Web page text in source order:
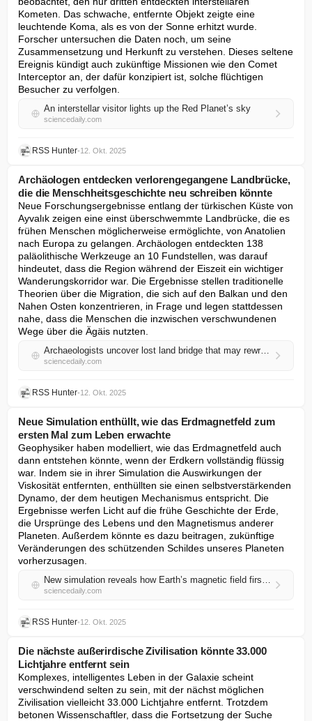
Kometen. Das schwache, entfernte Objekt zeigte eine
leuchtende Koma, als es von der Sonne erhitzt wurde.
Forscher untersuchen die Daten noch, um seine
Zusammensetzung und Herkunft zu verstehen. Dieses seltene
Ereignis kündigt auch zukünftige Missionen wie den Comet
Interceptor an, der dafür konzipiert ist, solche flüchtigen
Besucher zu verfolgen.
An interstellar visitor lights up the Red Planet’s sky
sciencedaily.com
RSS Hunter•12. Okt. 2025
Archäologen entdecken verlorengegangene Landbrücke,
die die Menschheitsgeschichte neu schreiben könnte
Neue Forschungsergebnisse entlang der türkischen Küste von
Ayvalık zeigen eine einst überschwemmte Landbrücke, die es
frühen Menschen möglicherweise ermöglichte, von Anatolien
nach Europa zu gelangen. Archäologen entdeckten 138
paläolithische Werkzeuge an 10 Fundstellen, was darauf
hindeutet, dass die Region während der Eiszeit ein wichtiger
Wanderungskorridor war. Die Ergebnisse stellen traditionelle
Theorien über die Migration, die sich auf den Balkan und den
Nahen Osten konzentrieren, in Frage und legen stattdessen
nahe, dass die Menschen die inzwischen verschwundenen
Wege über die Ägäis nutzten.
Archaeologists uncover lost land bridge that may rewrite human history
sciencedaily.com
RSS Hunter•12. Okt. 2025
Neue Simulation enthüllt, wie das Erdmagnetfeld zum
ersten Mal zum Leben erwachte
Geophysiker haben modelliert, wie das Erdmagnetfeld auch
dann entstehen könnte, wenn der Erdkern vollständig flüssig
war. Indem sie in ihrer Simulation die Auswirkungen der
Viskosität entfernten, enthüllten sie einen selbstverstärkenden
Dynamo, der dem heutigen Mechanismus entspricht. Die
Ergebnisse werfen Licht auf die frühe Geschichte der Erde,
die Ursprünge des Lebens und den Magnetismus anderer
Planeten. Außerdem könnte es dazu beitragen, zukünftige
Veränderungen des schützenden Schildes unseres Planeten
vorherzusagen.
New simulation reveals how Earth’s magnetic field first sparked to life
sciencedaily.com
RSS Hunter•12. Okt. 2025
Die nächste außerirdische Zivilisation könnte 33.000
Lichtjahre entfernt sein
Komplexes, intelligentes Leben in der Galaxie scheint
verschwindend selten zu sein, mit der nächst möglichen
Zivilisation vielleicht 33.000 Lichtjahre entfernt. Trotzdem
betonen Wissenschaftler, dass die Fortsetzung der Suche